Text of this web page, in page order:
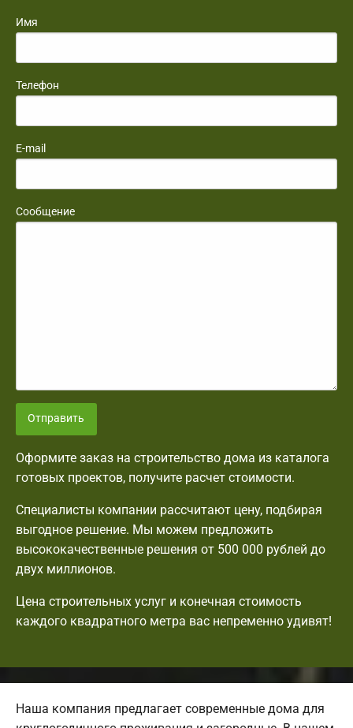
Имя
Телефон
E-mail
Сообщение
Отправить
Оформите заказ на строительство дома из каталога
готовых проектов, получите расчет стоимости.
Специалисты компании рассчитают цену, подбирая
выгодное решение. Мы можем предложить
высококачественные решения от 500 000 рублей до
двух миллионов.
Цена строительных услуг и конечная стоимость
каждого квадратного метра вас непременно удивят!
Наша компания предлагает современные дома для